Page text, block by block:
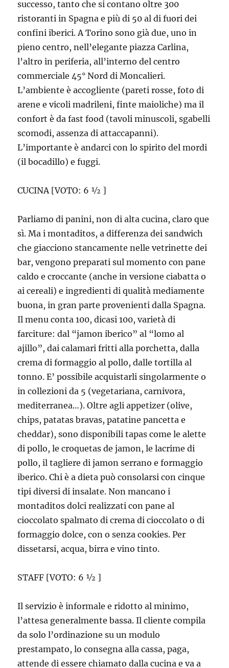
successo, tanto che si contano oltre 300
ristoranti in Spagna e più di 50 al di fuori dei
confini iberici. A Torino sono già due, uno in
pieno centro, nell’elegante piazza Carlina,
l’altro in periferia, all’interno del centro
commerciale 45° Nord di Moncalieri.
L’ambiente è accogliente (pareti rosse, foto di
arene e vicoli madrileni, finte maioliche) ma il
confort è da fast food (tavoli minuscoli, sgabelli
scomodi, assenza di attaccapanni).
L’importante è andarci con lo spirito del mordi
(il bocadillo) e fuggi.
CUCINA [VOTO: 6 ½ ]
Parliamo di panini, non di alta cucina, claro que
sì. Ma i montaditos, a differenza dei sandwich
che giacciono stancamente nelle vetrinette dei
bar, vengono preparati sul momento con pane
caldo e croccante (anche in versione ciabatta o
ai cereali) e ingredienti di qualità mediamente
buona, in gran parte provenienti dalla Spagna.
Il menu conta 100, dicasi 100, varietà di
farciture: dal “jamon iberico” al “lomo al
ajillo”, dai calamari fritti alla porchetta, dalla
crema di formaggio al pollo, dalle tortilla al
tonno. E’ possibile acquistarli singolarmente o
in collezioni da 5 (vegetariana, carnivora,
mediterranea…). Oltre agli appetizer (olive,
chips, patatas bravas, patatine pancetta e
cheddar), sono disponibili tapas come le alette
di pollo, le croquetas de jamon, le lacrime di
pollo, il tagliere di jamon serrano e formaggio
iberico. Chi è a dieta può consolarsi con cinque
tipi diversi di insalate. Non mancano i
montaditos dolci realizzati con pane al
cioccolato spalmato di crema di cioccolato o di
formaggio dolce, con o senza cookies. Per
dissetarsi, acqua, birra e vino tinto.
STAFF [VOTO: 6 ½ ]
Il servizio è informale e ridotto al minimo,
l’attesa generalmente bassa. Il cliente compila
da solo l’ordinazione su un modulo
prestampato, lo consegna alla cassa, paga,
attende di essere chiamato dalla cucina e va a